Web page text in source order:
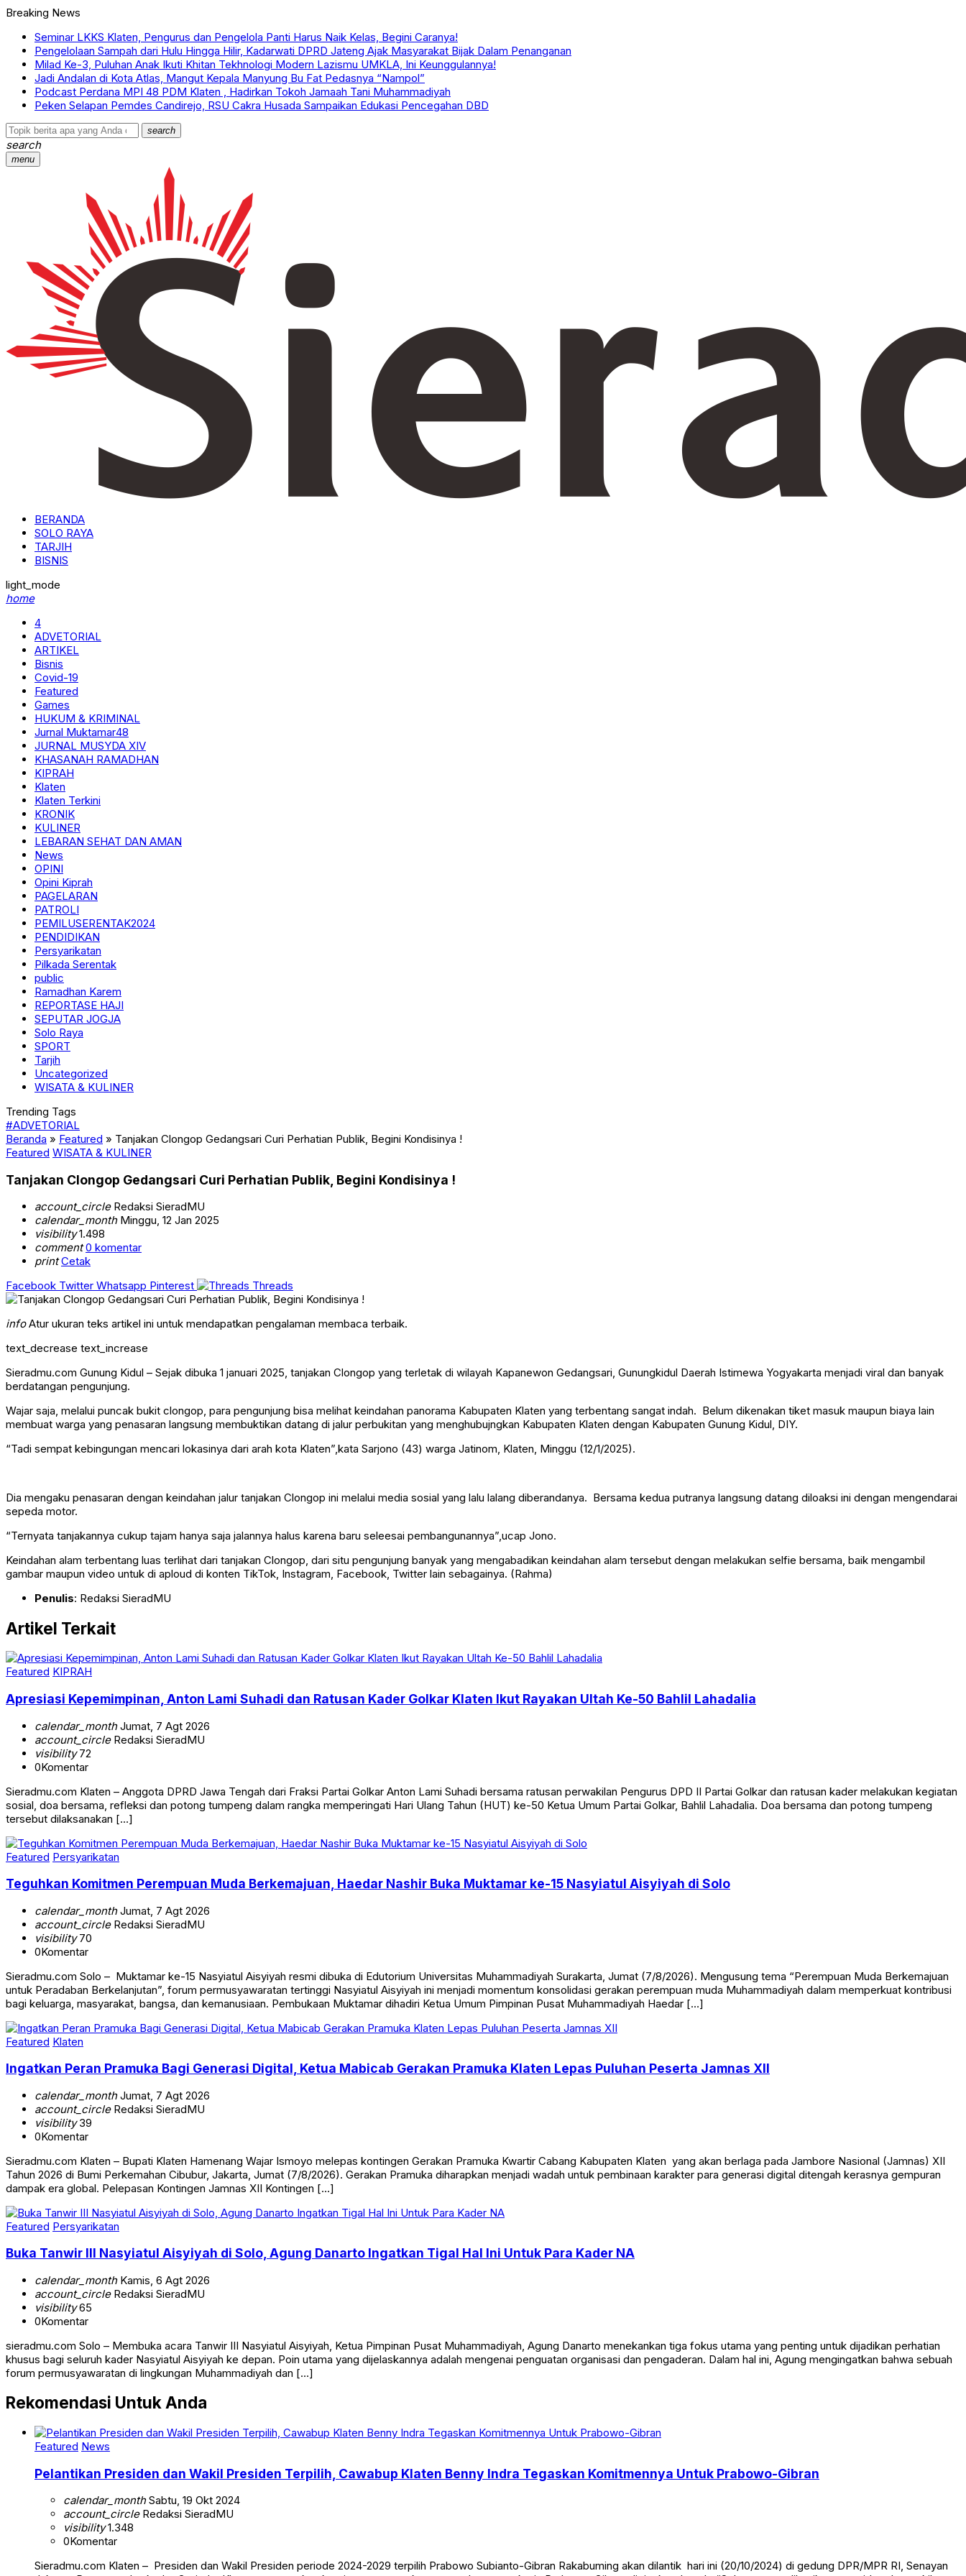
Breaking News
Seminar LKKS Klaten, Pengurus dan Pengelola Panti Harus Naik Kelas, Begini Caranya!
Pengelolaan Sampah dari Hulu Hingga Hilir, Kadarwati DPRD Jateng Ajak Masyarakat Bijak Dalam Penanganan
Milad Ke-3, Puluhan Anak Ikuti Khitan Tekhnologi Modern Lazismu UMKLA, Ini Keunggulannya!
Jadi Andalan di Kota Atlas, Mangut Kepala Manyung Bu Fat Pedasnya “Nampol”
Podcast Perdana MPI 48 PDM Klaten , Hadirkan Tokoh Jamaah Tani Muhammadiyah
Peken Selapan Pemdes Candirejo, RSU Cakra Husada Sampaikan Edukasi Pencegahan DBD
search
search
menu
BERANDA
SOLO RAYA
TARJIH
BISNIS
light_mode
home
4
ADVETORIAL
ARTIKEL
Bisnis
Covid-19
Featured
Games
HUKUM & KRIMINAL
Jurnal Muktamar48
JURNAL MUSYDA XIV
KHASANAH RAMADHAN
KIPRAH
Klaten
Klaten Terkini
KRONIK
KULINER
LEBARAN SEHAT DAN AMAN
News
OPINI
Opini Kiprah
PAGELARAN
PATROLI
PEMILUSERENTAK2024
PENDIDIKAN
Persyarikatan
Pilkada Serentak
public
Ramadhan Karem
REPORTASE HAJI
SEPUTAR JOGJA
Solo Raya
SPORT
Tarjih
Uncategorized
WISATA & KULINER
Trending Tags
#ADVETORIAL
Beranda » Featured » Tanjakan Clongop Gedangsari Curi Perhatian Publik, Begini Kondisinya !
Featured WISATA & KULINER
Tanjakan Clongop Gedangsari Curi Perhatian Publik, Begini Kondisinya !
account_circleRedaksi SieradMU
calendar_monthMinggu, 12 Jan 2025
visibility1.498
comment 0 komentar
print Cetak
Facebook Twitter Whatsapp Pinterest Threads
infoAtur ukuran teks artikel ini untuk mendapatkan pengalaman membaca terbaik.
text_decrease text_increase
Sieradmu.com Gunung Kidul – Sejak dibuka 1 januari 2025, tanjakan Clongop yang terletak di wilayah Kapanewon Gedangsari, Gunungkidul Daerah Istimewa Yogyakarta menjadi viral dan banyak
berdatangan pengunjung.
Wajar saja, melalui puncak bukit clongop, para pengunjung bisa melihat keindahan panorama Kabupaten Klaten yang terbentang sangat indah. Belum dikenakan tiket masuk maupun biaya lain
membuat warga yang penasaran langsung membuktikan datang di jalur perbukitan yang menghubujngkan Kabupaten Klaten dengan Kabupaten Gunung Kidul, DIY.
“Tadi sempat kebingungan mencari lokasinya dari arah kota Klaten”,kata Sarjono (43) warga Jatinom, Klaten, Minggu (12/1/2025).
Dia mengaku penasaran dengan keindahan jalur tanjakan Clongop ini melalui media sosial yang lalu lalang diberandanya. Bersama kedua putranya langsung datang diloaksi ini dengan mengendarai
sepeda motor.
“Ternyata tanjakannya cukup tajam hanya saja jalannya halus karena baru seleesai pembangunannya”,ucap Jono.
Keindahan alam terbentang luas terlihat dari tanjakan Clongop, dari situ pengunjung banyak yang mengabadikan keindahan alam tersebut dengan melakukan selfie bersama, baik mengambil
gambar maupun video untuk di aploud di konten TikTok, Instagram, Facebook, Twitter lain sebagainya. (Rahma)
Penulis: Redaksi SieradMU
Artikel Terkait
Featured KIPRAH
Apresiasi Kepemimpinan, Anton Lami Suhadi dan Ratusan Kader Golkar Klaten Ikut Rayakan Ultah Ke-50 Bahlil Lahadalia
calendar_monthJumat, 7 Agt 2026
account_circleRedaksi SieradMU
visibility72
0Komentar
Sieradmu.com Klaten – Anggota DPRD Jawa Tengah dari Fraksi Partai Golkar Anton Lami Suhadi bersama ratusan perwakilan Pengurus DPD II Partai Golkar dan ratusan kader melakukan kegiatan
sosial, doa bersama, refleksi dan potong tumpeng dalam rangka memperingati Hari Ulang Tahun (HUT) ke-50 Ketua Umum Partai Golkar, Bahlil Lahadalia. Doa bersama dan potong tumpeng
tersebut dilaksanakan […]
Featured Persyarikatan
Teguhkan Komitmen Perempuan Muda Berkemajuan, Haedar Nashir Buka Muktamar ke-15 Nasyiatul Aisyiyah di Solo
calendar_monthJumat, 7 Agt 2026
account_circleRedaksi SieradMU
visibility70
0Komentar
Sieradmu.com Solo – Muktamar ke-15 Nasyiatul Aisyiyah resmi dibuka di Edutorium Universitas Muhammadiyah Surakarta, Jumat (7/8/2026). Mengusung tema “Perempuan Muda Berkemajuan
untuk Peradaban Berkelanjutan”, forum permusyawaratan tertinggi Nasyiatul Aisyiyah ini menjadi momentum konsolidasi gerakan perempuan muda Muhammadiyah dalam memperkuat kontribusi
bagi keluarga, masyarakat, bangsa, dan kemanusiaan. Pembukaan Muktamar dihadiri Ketua Umum Pimpinan Pusat Muhammadiyah Haedar […]
Featured Klaten
Ingatkan Peran Pramuka Bagi Generasi Digital, Ketua Mabicab Gerakan Pramuka Klaten Lepas Puluhan Peserta Jamnas XII
calendar_monthJumat, 7 Agt 2026
account_circleRedaksi SieradMU
visibility39
0Komentar
Sieradmu.com Klaten – Bupati Klaten Hamenang Wajar Ismoyo melepas kontingen Gerakan Pramuka Kwartir Cabang Kabupaten Klaten yang akan berlaga pada Jambore Nasional (Jamnas) XII
Tahun 2026 di Bumi Perkemahan Cibubur, Jakarta, Jumat (7/8/2026). Gerakan Pramuka diharapkan menjadi wadah untuk pembinaan karakter para generasi digital ditengah kerasnya gempuran
dampak era global. Pelepasan Kontingen Jamnas XII Kontingen […]
Featured Persyarikatan
Buka Tanwir III Nasyiatul Aisyiyah di Solo, Agung Danarto Ingatkan Tigal Hal Ini Untuk Para Kader NA
calendar_monthKamis, 6 Agt 2026
account_circleRedaksi SieradMU
visibility65
0Komentar
sieradmu.com Solo – Membuka acara Tanwir III Nasyiatul Aisyiyah, Ketua Pimpinan Pusat Muhammadiyah, Agung Danarto menekankan tiga fokus utama yang penting untuk dijadikan perhatian
khusus bagi seluruh kader Nasyiatul Aisyiyah ke depan. Poin utama yang dijelaskannya adalah mengenai penguatan organisasi dan pengaderan. Dalam hal ini, Agung mengingatkan bahwa sebuah
forum permusyawaratan di lingkungan Muhammadiyah dan […]
Rekomendasi Untuk Anda
Featured News
Pelantikan Presiden dan Wakil Presiden Terpilih, Cawabup Klaten Benny Indra Tegaskan Komitmennya Untuk Prabowo-Gibran
calendar_monthSabtu, 19 Okt 2024
account_circleRedaksi SieradMU
visibility1.348
0Komentar
Sieradmu.com Klaten – Presiden dan Wakil Presiden periode 2024-2029 terpilih Prabowo Subianto-Gibran Rakabuming akan dilantik hari ini (20/10/2024) di gedung DPR/MPR RI, Senayan